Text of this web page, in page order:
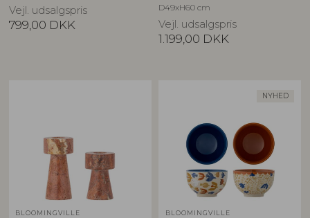
Vejl. udsalgspris
799,00 DKK
D49xH60 cm
Vejl. udsalgspris
1.199,00 DKK
BLOOMINGVILLE
NYHED
BLOOMINGVILLE